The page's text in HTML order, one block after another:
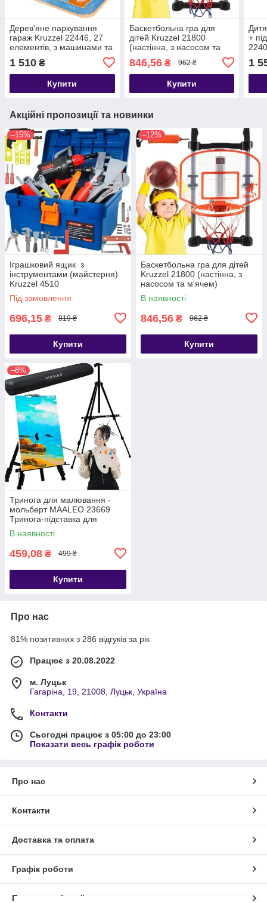
Дерев'яне паркування
гараж Kruzzel 22446, 27
елементів, з машинами та
1 510 ₴
Купити
Баскетбольна гра для
дітей Kruzzel 21800
(настінна,​​​​​ з насосом та
846,56₴ 962 ₴
Купити
+
1
Акційні пропозиції та новинки
–15%
Іграшковий ящик з
інструментами (майстерня)
Kruzzel 4510
Під замовлення
696,15 ₴ 819 ₴
Купити
–12%
Баскетбольна гра для дітей
Kruzzel 21800 (настінна,​​​​​ з
насосом та м'ячем)
В наявності
846,56 ₴ 962 ₴
Купити
–8%
Тринога для малювання -
мольберт MAALEO 23669
Тринога-підставка для
картини
В наявності
459,08 ₴ 499 ₴
Купити
Про нас
81% позитивних з 286 відгуків за рік
Працює з 20.08.2022
м. Луцьк
Гагаріна, 19, 21008, Луцьк, Україна
Контакти
Сьогодні працює з 05:00 до 23:00
Показати весь графік роботи
Про нас
Контакти
Доставка та оплата
Графік роботи
Повна версія сайту